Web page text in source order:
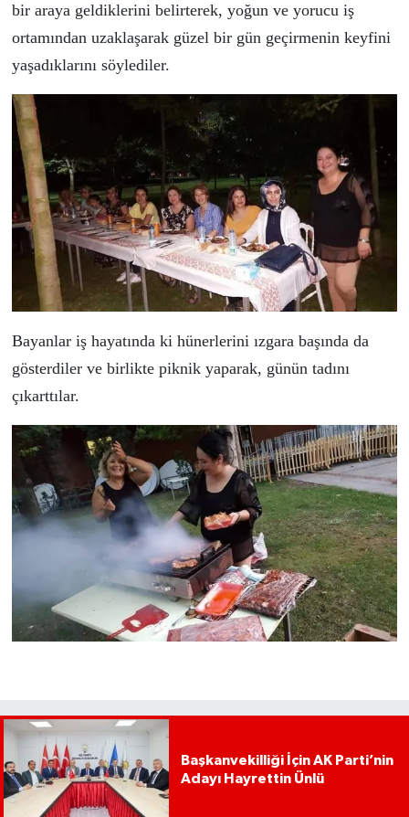
bir araya geldiklerini belirterek, yoğun ve yorucu iş
ortamından uzaklaşarak güzel bir gün geçirmenin keyfini
yaşadıklarını söylediler.
Bayanlar iş hayatında ki hünerlerini ızgara başında da
gösterdiler ve birlikte piknik yaparak, günün tadını
çıkarttılar.
Başkanvekilliği İçin AK Parti’nin
Adayı Hayrettin Ünlü